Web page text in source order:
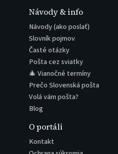
Návody & info
Návody (ako poslať)
Slovník pojmov
Časté otázky
Pošta cez sviatky
🎄 Vianočné termíny
Prečo Slovenská pošta
Volá vám pošta?
Blog
O portáli
Kontakt